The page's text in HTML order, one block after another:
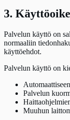
3.
Palvelun käyttö on
normaaliin
käyttöehdot.
Palvelun käyttö on
Palvelun
Muuhun